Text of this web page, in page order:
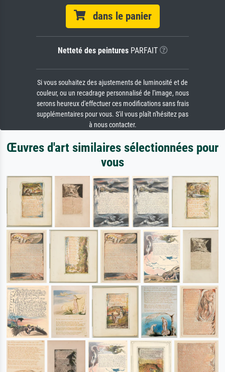
dans le panier
Netteté des peinturesPARFAIT
Si vous souhaitez des ajustements de luminosité et de
couleur, ou un recadrage personnalisé de l'image, nous
serons heureux d'effectuer ces modifications sans frais
supplémentaires pour vous. S'il vous plaît n'hésitez pas
à nous contacter.
Œuvres d'art similaires sélectionnées pour
vous